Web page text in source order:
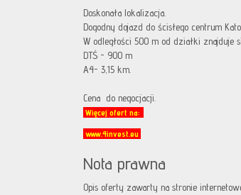
Doskonała lokalizacja.
Dogodny dojazd do ścisłego centrum
W odległości 500 m od działki znajduje
DTŚ - 900 m
A4- 3,15 km.
Cena do negocjacji.
Więcej ofert na:
www.4invest.eu
Nota prawna
Opis oferty zawarty na stronie